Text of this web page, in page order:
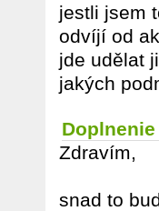
jestli jsem
odvíjí od
jde udělat
jakých
Zdravím,
snad to